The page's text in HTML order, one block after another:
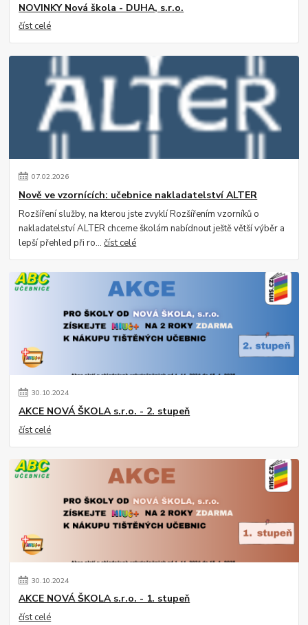
NOVINKY Nová škola - DUHA, s.r.o.
číst celé
07.02.2026
Nově ve vzornících: učebnice nakladatelství ALTER
Rozšíření služby, na kterou jste zvyklí Rozšířením vzorníků o
nakladatelství ALTER chceme školám nabídnout ještě větší výběr a
lepší přehled při ro...číst celé
30.10.2024
AKCE NOVÁ ŠKOLA s.r.o. - 2. stupeň
číst celé
30.10.2024
AKCE NOVÁ ŠKOLA s.r.o. - 1. stupeň
číst celé